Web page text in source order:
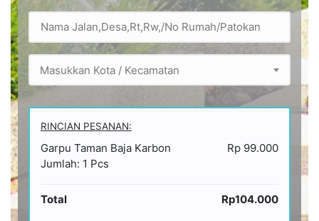
Masukkan Kota / Kecamatan
RINCIAN PESANAN:
Garpu Taman Baja Karbon
Jumlah: 1 Pcs
Rp 99.000
Total Rp104.000